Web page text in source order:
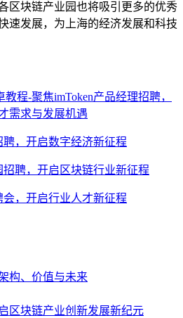
区块链产业园也将吸引更多的优秀
速发展，为上海的经济发展和科技
程-聚焦imToken产品经理招聘，
需求与发展机遇
，开启数字经济新征程
聘，开启区块链行业新征程
，开启行业人才新征程
构、价值与未来
区块链产业创新发展新纪元